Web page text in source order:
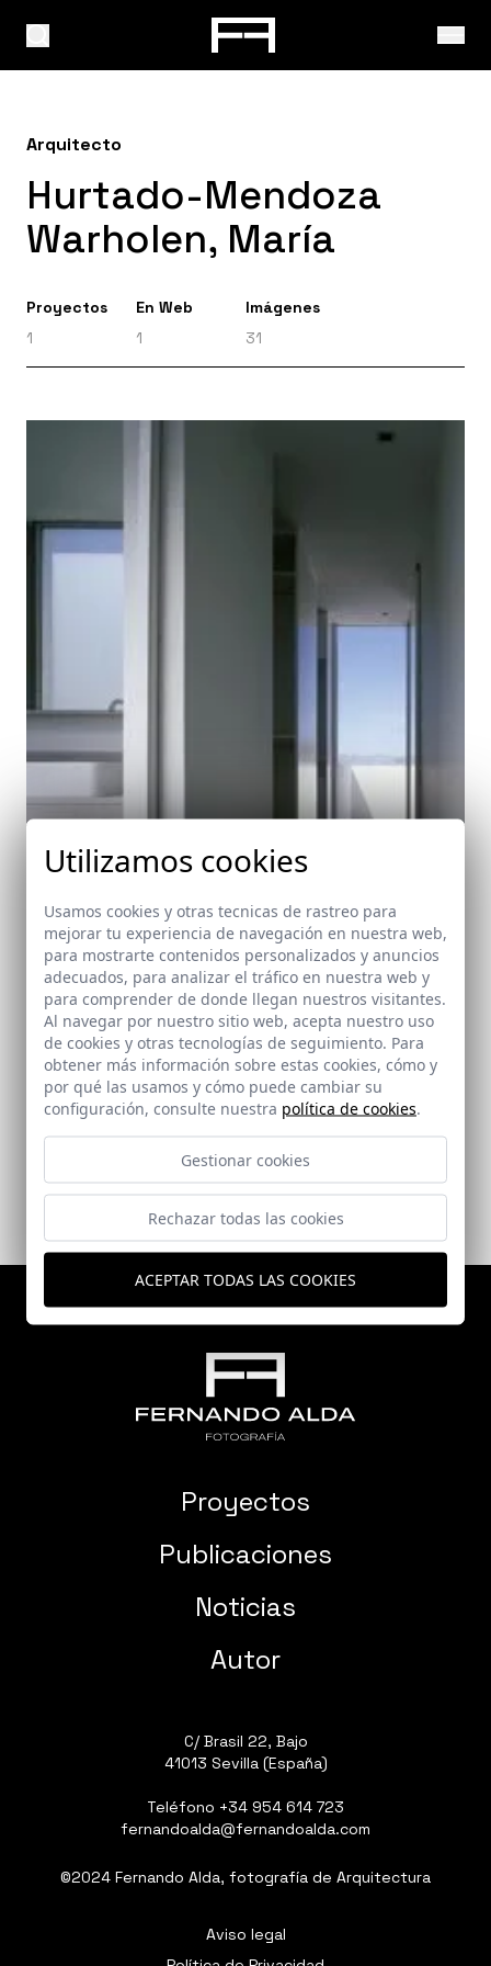
Arquitecto
Hurtado-Mendoza
Warholen, María
Proyectos
1
En Web
1
Imágenes
31
Dos Viviendas Familiares en La Dehesa de la Villa
Madrid
Proyectos
Publicaciones
Noticias
Autor
C/ Brasil 22, Bajo
41013 Sevilla (España)
Teléfono +34 954 614 723
fernandoalda@fernandoalda.com
©2024 Fernando Alda, fotografía de Arquitectura
Aviso legal
Utilizamos cookies
Usamos cookies y otras tecnicas de rastreo para
mejorar tu experiencia de navegación en nuestra web,
para mostrarte contenidos personalizados y anuncios
adecuados, para analizar el tráfico en nuestra web y
para comprender de donde llegan nuestros visitantes.
Al navegar por nuestro sitio web, acepta nuestro uso
de cookies y otras tecnologías de seguimiento. Para
obtener más información sobre estas cookies, cómo y
por qué las usamos y cómo puede cambiar su
configuración, consulte nuestra política de cookies.
Gestionar cookies
Rechazar todas las cookies
ACEPTAR TODAS LAS COOKIES